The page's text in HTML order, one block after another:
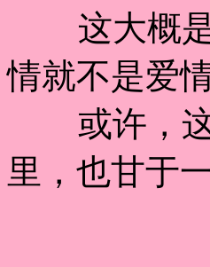
这大概是
情就不是爱
或许，这
里，也甘于